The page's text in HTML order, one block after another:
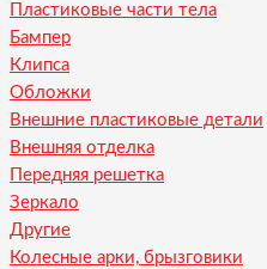
Пластиковые части тела
Бампер
Клипса
Обложки
Внешние пластиковые детали
Внешняя отделка
Передняя решетка
Зеркало
Другие
Колесные арки, брызговики